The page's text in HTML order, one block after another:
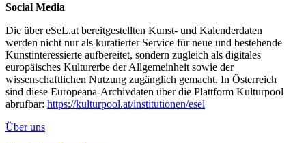
Social Media
Die über eSeL.at bereitgestellten Kunst- und Kalenderdaten
werden nicht nur als kuratierter Service für neue und bestehende
Kunstinteressierte aufbereitet, sondern zugleich als digitales
europäisches Kulturerbe der Allgemeinheit sowie der
wissenschaftlichen Nutzung zugänglich gemacht. In Österreich
sind diese Europeana-Archivdaten über die Plattform Kulturpool
abrufbar: https://kulturpool.at/institutionen/esel
Über uns